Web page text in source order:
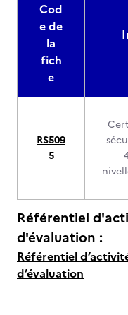
Cod
e de
la
fich
e
RS509
5
Référentiel
d'évaluation :
Référentiel
d’évaluation